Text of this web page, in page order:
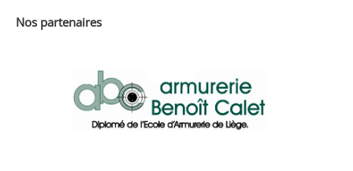
Nos partenaires